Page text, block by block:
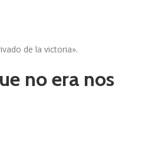
de la victoria».
no era nos